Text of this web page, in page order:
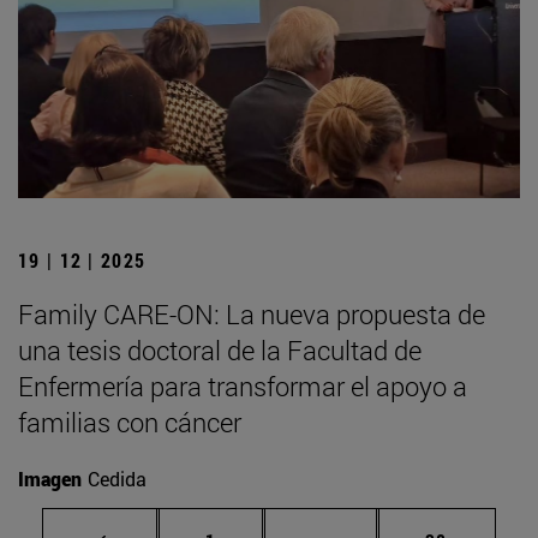
19 | 12 | 2025
Family CARE-ON: La nueva propuesta de
una tesis doctoral de la Facultad de
Enfermería para transformar el apoyo a
familias con cáncer
Imagen Cedida